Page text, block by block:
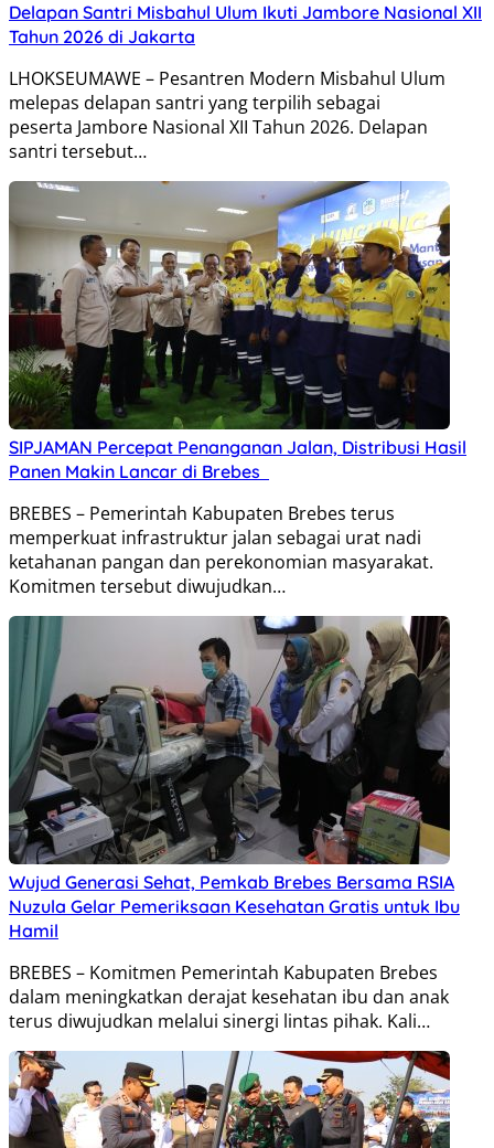
Delapan Santri Misbahul Ulum Ikuti Jambore Nasional XII
Tahun 2026 di Jakarta
LHOKSEUMAWE – Pesantren Modern Misbahul Ulum
melepas delapan santri yang terpilih sebagai
peserta Jambore Nasional XII Tahun 2026. Delapan
santri tersebut…
SIPJAMAN Percepat Penanganan Jalan, Distribusi Hasil
Panen Makin Lancar di Brebes
BREBES – Pemerintah Kabupaten Brebes terus
memperkuat infrastruktur jalan sebagai urat nadi
ketahanan pangan dan perekonomian masyarakat.
Komitmen tersebut diwujudkan…
Wujud Generasi Sehat, Pemkab Brebes Bersama RSIA
Nuzula Gelar Pemeriksaan Kesehatan Gratis untuk Ibu
Hamil
BREBES – Komitmen Pemerintah Kabupaten Brebes
dalam meningkatkan derajat kesehatan ibu dan anak
terus diwujudkan melalui sinergi lintas pihak. Kali…